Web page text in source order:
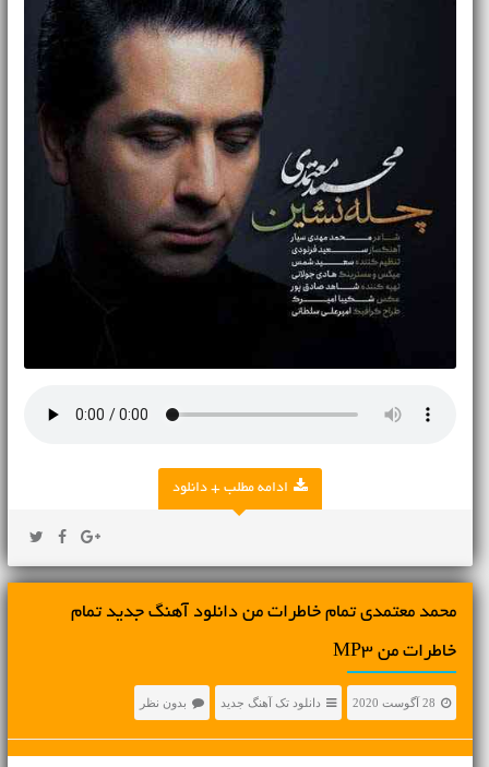
ادامه مطلب + دانلود
محمد معتمدی تمام خاطرات من دانلود آهنگ جدید تمام
خاطرات من MP3
28 آگوست 2020 دانلود تک آهنگ جدید بدون نظر